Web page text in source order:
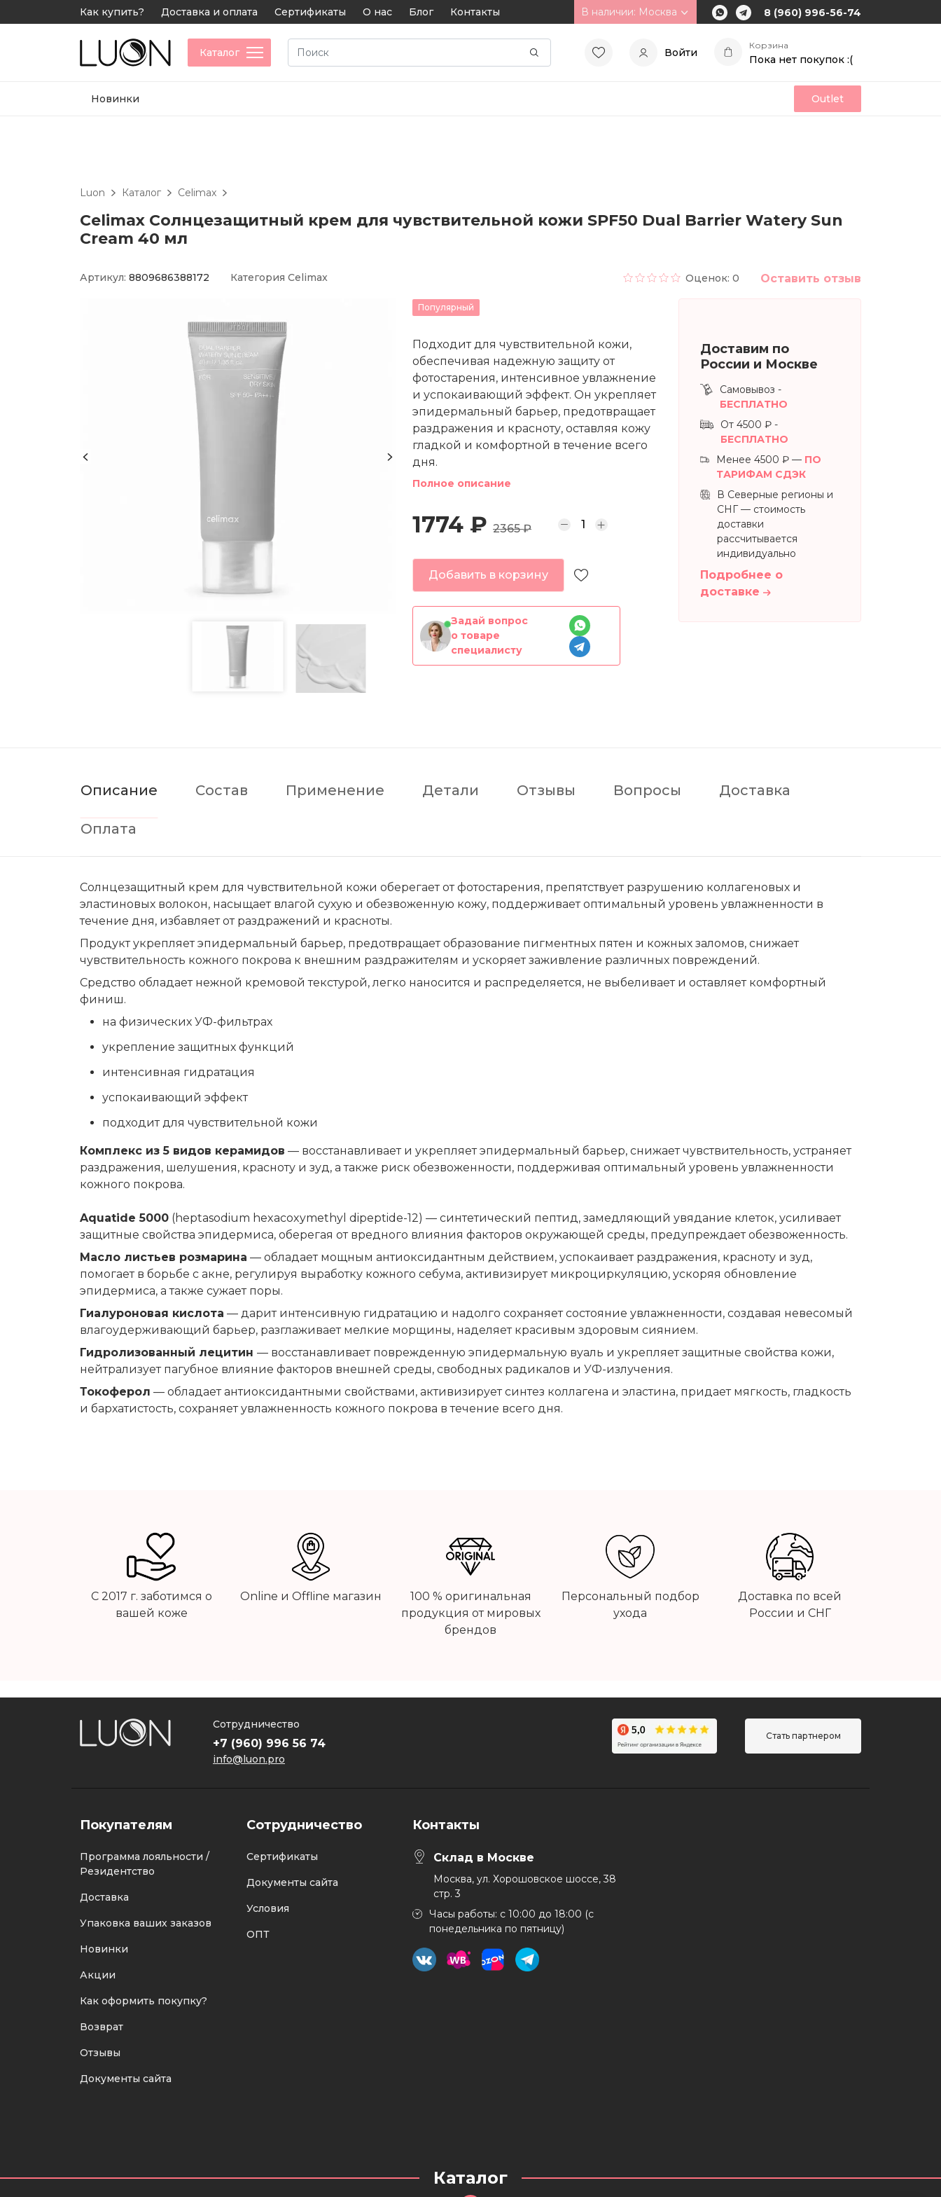
Как купить? Доставка и оплата Сертификаты О нас Блог Контакты В наличии: Москва 8 (960) 996-56-74
Каталог Войти
Корзина
Пока нет покупок :(
Новинки Outlet
Luon Каталог Celimax
Celimax Солнцезащитный крем для чувствительной кожи SPF50 Dual Barrier Watery Sun
Cream 40 мл
Артикул: 8809686388172 Категория Celimax Оценок: 0 Оставить отзыв
Популярный
Подходит для чувствительной кожи,
обеспечивая надежную защиту от
фотостарения, интенсивное увлажнение
и успокаивающий эффект. Он укрепляет
эпидермальный барьер, предотвращает
раздражения и красноту, оставляя кожу
гладкой и комфортной в течение всего
дня.
Полное описание
1774 ₽ 2365 ₽
Добавить в корзину
Задай вопрос
о товаре
специалисту
Доставим по
России и Москве
Самовывоз -
БЕСПЛАТНО
От 4500 ₽ -
БЕСПЛАТНО
Менее 4500 ₽ — ПО
ТАРИФАМ СДЭК
В Северные регионы и
СНГ — стоимость
доставки
рассчитывается
индивидуально
Подробнее о
доставке
Описание Состав Применение Детали Отзывы Вопросы Доставка
Оплата
Солнцезащитный крем для чувствительной кожи оберегает от фотостарения, препятствует разрушению коллагеновых и
эластиновых волокон, насыщает влагой сухую и обезвоженную кожу, поддерживает оптимальный уровень увлажненности в
течение дня, избавляет от раздражений и красноты.
Продукт укрепляет эпидермальный барьер, предотвращает образование пигментных пятен и кожных заломов, снижает
чувствительность кожного покрова к внешним раздражителям и ускоряет заживление различных повреждений.
Средство обладает нежной кремовой текстурой, легко наносится и распределяется, не выбеливает и оставляет комфортный
финиш.
на физических УФ-фильтрах
укрепление защитных функций
интенсивная гидратация
успокаивающий эффект
подходит для чувствительной кожи
Комплекс из 5 видов керамидов — восстанавливает и укрепляет эпидермальный барьер, снижает чувствительность, устраняет
раздражения, шелушения, красноту и зуд, а также риск обезвоженности, поддерживая оптимальный уровень увлажненности
кожного покрова.
Aquatide 5000 (heptasodium hexacoxymethyl dipeptide-12) — синтетический пептид, замедляющий увядание клеток, усиливает
защитные свойства эпидермиса, оберегая от вредного влияния факторов окружающей среды, предупреждает обезвоженность.
Масло листьев розмарина — обладает мощным антиоксидантным действием, успокаивает раздражения, красноту и зуд,
помогает в борьбе с акне, регулируя выработку кожного себума, активизирует микроциркуляцию, ускоряя обновление
эпидермиса, а также сужает поры.
Гиалуроновая кислота — дарит интенсивную гидратацию и надолго сохраняет состояние увлажненности, создавая невесомый
влагоудерживающий барьер, разглаживает мелкие морщины, наделяет красивым здоровым сиянием.
Гидролизованный лецитин — восстанавливает поврежденную эпидермальную вуаль и укрепляет защитные свойства кожи,
нейтрализует пагубное влияние факторов внешней среды, свободных радикалов и УФ-излучения.
Токоферол — обладает антиоксидантными свойствами, активизирует синтез коллагена и эластина, придает мягкость, гладкость
и бархатистость, сохраняет увлажненность кожного покрова в течение всего дня.
С 2017 г. заботимся о
вашей коже
Online и Offline магазин
100 % оригинальная
продукция от мировых
брендов
Персональный подбор
ухода
Доставка по всей
России и СНГ
Сотрудничество
+7 (960) 996 56 74
info@luon.pro
Стать партнером
Покупателям
Программа лояльности /
Резидентство
Доставка
Упаковка ваших заказов
Новинки
Акции
Как оформить покупку?
Возврат
Отзывы
Документы сайта
Сотрудничество
Сертификаты
Документы сайта
Условия
ОПТ
Контакты
Склад в Москве
Москва, ул. Хорошовское шоссе, 38
стр. 3
Часы работы: с 10:00 до 18:00 (с
понедельника по пятницу)
Каталог